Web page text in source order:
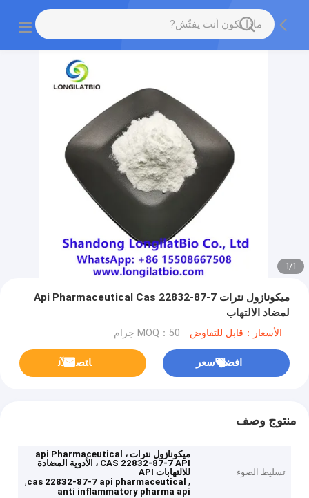
1
/
1
ميكونازول نترات Api Pharmaceutical Cas 22832-87-7
لمضاد الالتهاب
الأسعار：قابل للتفاوض MOQ：50 جرام
افضل سعر ﺎﺘﺼﻟ ﺍﻶﻧ
منتوج وصف
تسليط الضوء
ميكونازول نترات api Pharmaceutical ،
CAS 22832-87-7 API ، الأدوية المضادة
للالتهابات API
,
cas 22832-87-7 api pharmaceutical
,
anti inflammatory pharma api